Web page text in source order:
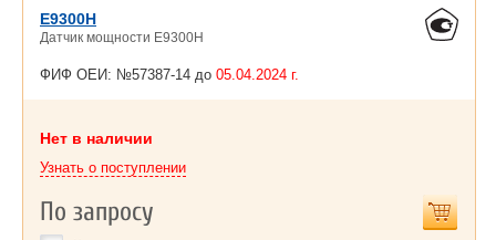
E9300H
Датчик мощности E9300Н
ФИФ ОЕИ: №57387-14 до 05.04.2024 г.
Нет в наличии
Узнать о поступлении
По запросу